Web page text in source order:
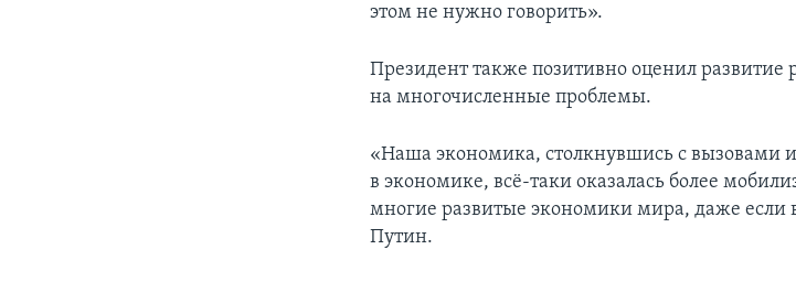
этом не нужно говорить».
Президент также позитивно оценил
на многочисленные проблемы.
«Наша экономика, столкнувшись с
в экономике, всё-таки оказалась более
многие развитые экономики мира, даже если
Путин.